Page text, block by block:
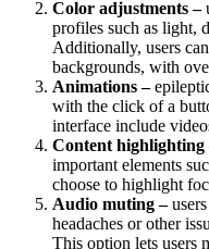
Color adjustments –
profiles such as light,
Additionally, users
backgrounds, with
Animations –
with the click of a
interface include
Content highlighting
important elements
choose to highlight
Audio muting –
headaches or other
This option lets users